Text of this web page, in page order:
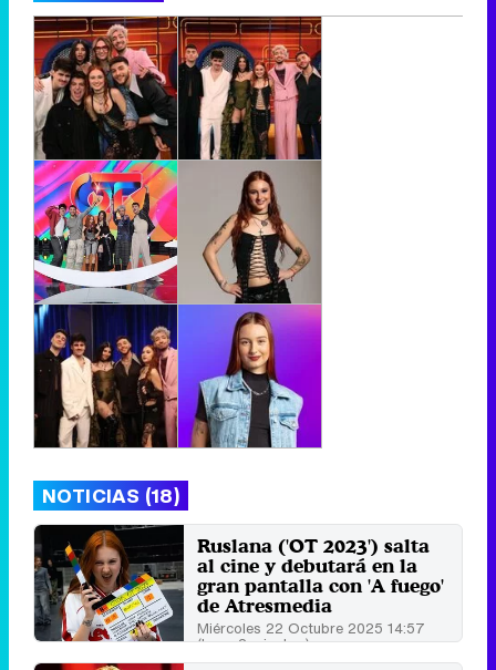
NOTICIAS (18)
Ruslana ('OT 2023') salta
al cine y debutará en la
gran pantalla con 'A fuego'
de Atresmedia
Miércoles 22 Octubre 2025 14:57
(hace 2 minutos)